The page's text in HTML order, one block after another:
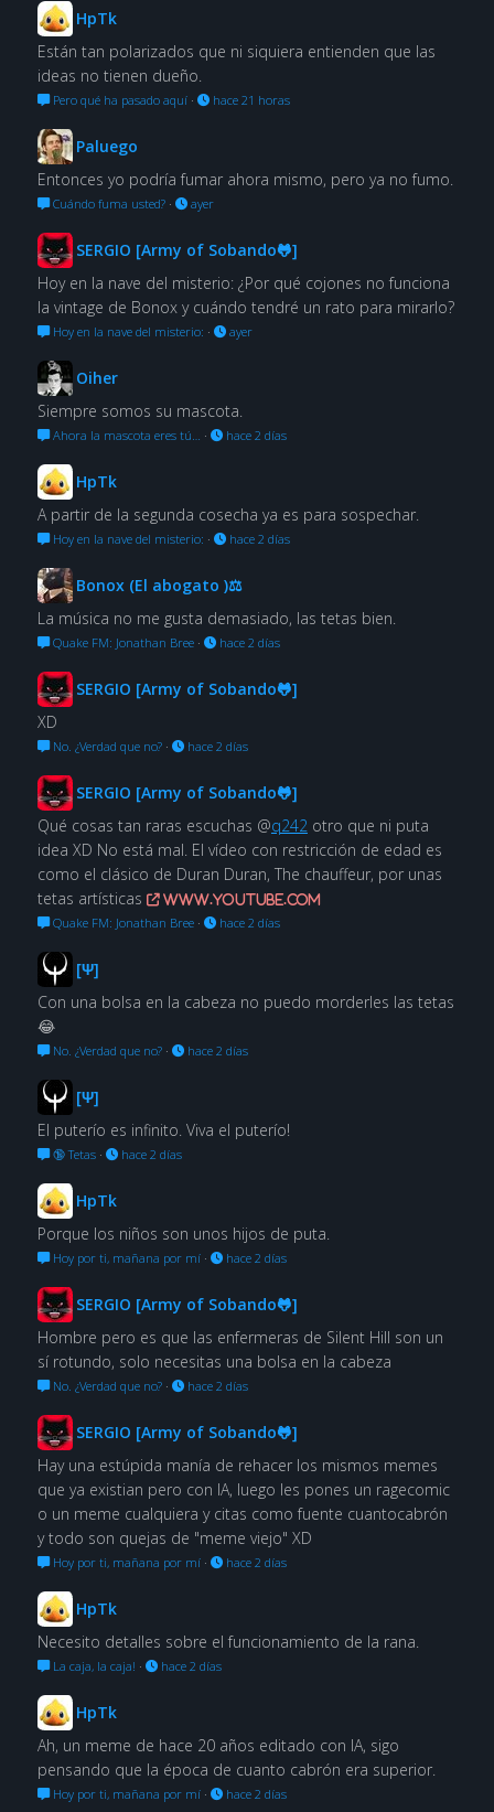
HpTk
Están tan polarizados que ni siquiera entienden que las
ideas no tienen dueño.
Pero qué ha pasado aquí· hace 21 horas
Paluego
Entonces yo podría fumar ahora mismo, pero ya no fumo.
Cuándo fuma usted?· ayer
SERGIO [Army of Sobando🐸]
Hoy en la nave del misterio: ¿Por qué cojones no funciona
la vintage de Bonox y cuándo tendré un rato para mirarlo?
Hoy en la nave del misterio: · ayer
Oiher
Siempre somos su mascota.
Ahora la mascota eres tú… · hace 2 días
HpTk
A partir de la segunda cosecha ya es para sospechar.
Hoy en la nave del misterio: · hace 2 días
Bonox (El abogato )⚖
La música no me gusta demasiado, las tetas bien.
Quake FM: Jonathan Bree· hace 2 días
SERGIO [Army of Sobando🐸]
XD
No. ¿Verdad que no?· hace 2 días
SERGIO [Army of Sobando🐸]
Qué cosas tan raras escuchas @q242 otro que ni puta
idea XD No está mal. El vídeo con restricción de edad es
como el clásico de Duran Duran, The chauffeur, por unas
tetas artísticas
www.youtube.com
Quake FM: Jonathan Bree· hace 2 días
[Ψ]
Con una bolsa en la cabeza no puedo morderles las tetas
😂
No. ¿Verdad que no?· hace 2 días
[Ψ]
El puterío es infinito. Viva el puterío!
🔞 Tetas· hace 2 días
HpTk
Porque los niños son unos hijos de puta.
Hoy por ti, mañana por mí· hace 2 días
SERGIO [Army of Sobando🐸]
Hombre pero es que las enfermeras de Silent Hill son un
sí rotundo, solo necesitas una bolsa en la cabeza
No. ¿Verdad que no?· hace 2 días
SERGIO [Army of Sobando🐸]
Hay una estúpida manía de rehacer los mismos memes
que ya existian pero con IA, luego les pones un ragecomic
o un meme cualquiera y citas como fuente cuantocabrón
y todo son quejas de "meme viejo" XD
Hoy por ti, mañana por mí· hace 2 días
HpTk
Necesito detalles sobre el funcionamiento de la rana.
La caja, la caja! · hace 2 días
HpTk
Ah, un meme de hace 20 años editado con IA, sigo
pensando que la época de cuanto cabrón era superior.
Hoy por ti, mañana por mí· hace 2 días